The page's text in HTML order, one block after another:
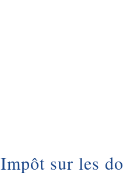
Impôt sur les